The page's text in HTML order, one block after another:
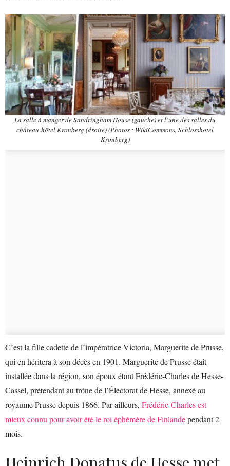
La salle à manger de Sandringham House (gauche) et l’une des salles du
château-hôtel Kronberg (droite) (Photos : WikiCommons, Schlosshotel
Kronberg)
C’est la fille cadette de l’impératrice Victoria, Marguerite de Prusse,
qui en héritera à son décès en 1901. Marguerite de Prusse était
installée dans la région, son époux étant Frédéric-Charles de Hesse-
Cassel, prétendant au trône de l’Électorat de Hesse, annexé au
royaume Prusse depuis 1866. Par ailleurs, Frédéric-Charles est
mieux connu pour avoir été le roi éphémère de Finlandependant 2
mois.